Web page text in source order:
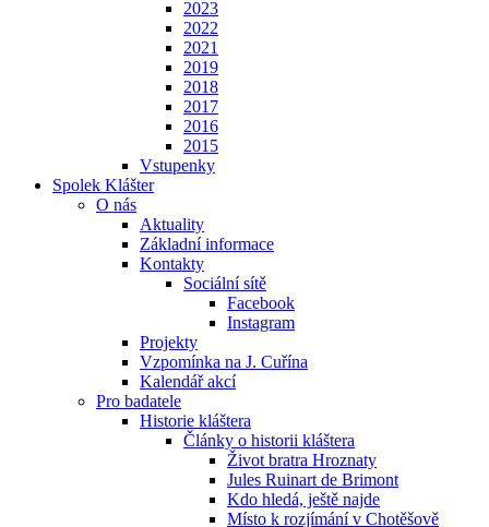
2023
2022
2021
2019
2018
2017
2016
2015
Vstupenky
Spolek Klášter
O nás
Aktuality
Základní informace
Kontakty
Sociální sítě
Facebook
Instagram
Projekty
Vzpomínka na J. Cuřína
Kalendář akcí
Pro badatele
Historie kláštera
Články o historii kláštera
Život bratra Hroznaty
Jules Ruinart de Brimont
Kdo hledá, ještě najde
Místo k rozjímání v Chotěšově